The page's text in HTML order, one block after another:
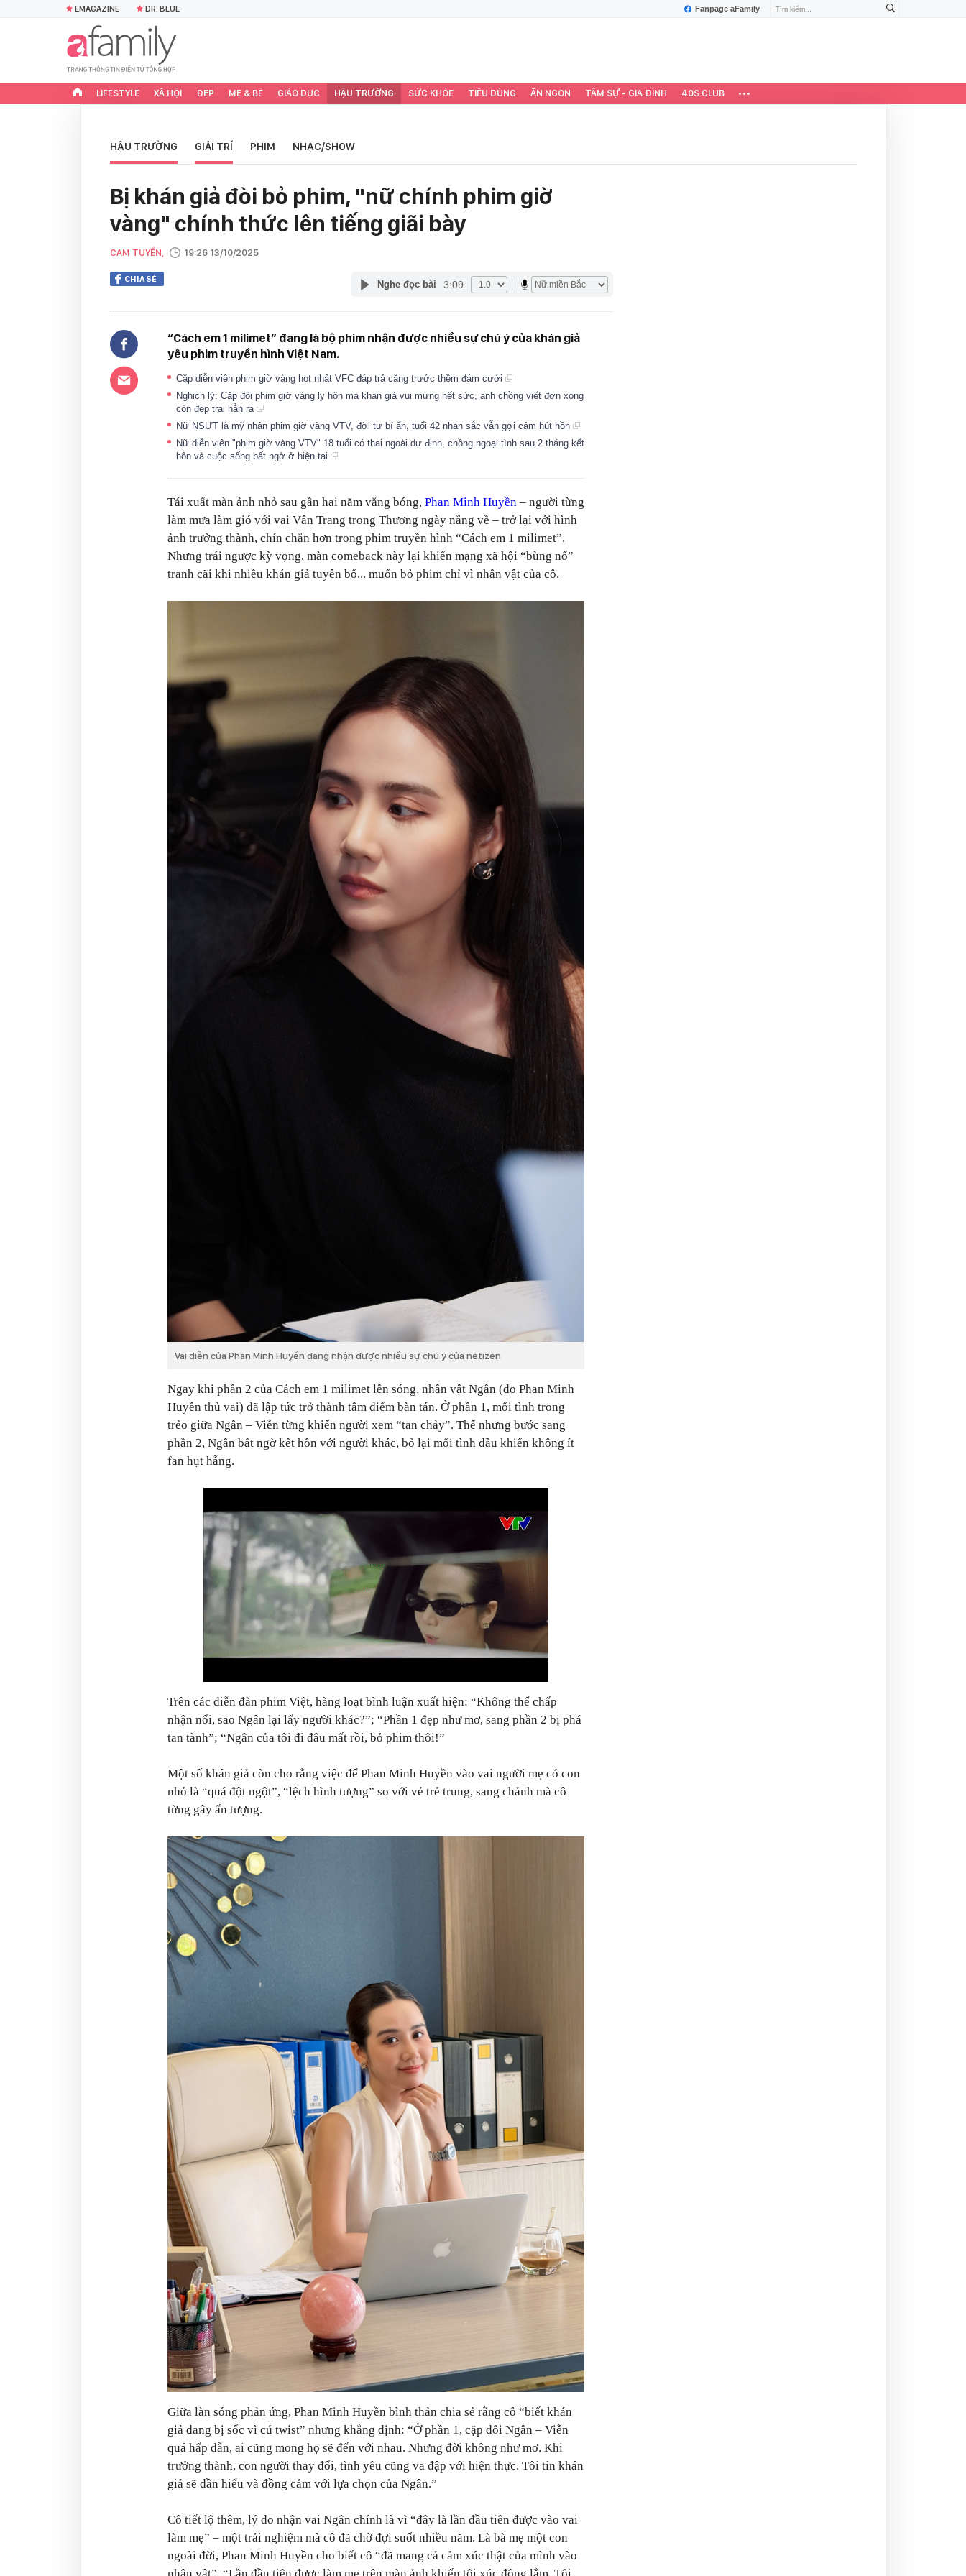
Fanpage aFamily
EMAGAZINE DR. BLUE
LIFESTYLE XÃ HỘI ĐẸP MẸ & BÉ GIÁO DỤC HẬU TRƯỜNG SỨC KHỎE TIÊU DÙNG ĂN NGON TÂM SỰ - GIA ĐÌNH 40S CLUB
HẬU TRƯỜNG GIẢI TRÍ PHIM NHẠC/SHOW
Bị khán giả đòi bỏ phim, "nữ chính phim giờ
vàng" chính thức lên tiếng giãi bày
CAM TUYỀN, 19:26 13/10/2025
CHIA SẺ Nghe đọc bài 3:09
“Cách em 1 milimet” đang là bộ phim nhận được nhiều sự chú ý của khán giả
yêu phim truyền hình Việt Nam.
Cặp diễn viên phim giờ vàng hot nhất VFC đáp trả căng trước thềm đám cưới
Nghịch lý: Cặp đôi phim giờ vàng ly hôn mà khán giả vui mừng hết sức, anh chồng viết đơn xong
còn đẹp trai hẳn ra
Nữ NSƯT là mỹ nhân phim giờ vàng VTV, đời tư bí ẩn, tuổi 42 nhan sắc vẫn gợi cảm hút hồn
Nữ diễn viên "phim giờ vàng VTV" 18 tuổi có thai ngoài dự định, chồng ngoại tình sau 2 tháng kết
hôn và cuộc sống bất ngờ ở hiện tại
Tái xuất màn ảnh nhỏ sau gần hai năm vắng bóng, Phan Minh Huyền – người từng
làm mưa làm gió với vai Vân Trang trong Thương ngày nắng về – trở lại với hình
ảnh trưởng thành, chín chắn hơn trong phim truyền hình “Cách em 1 milimet”.
Nhưng trái ngược kỳ vọng, màn comeback này lại khiến mạng xã hội “bùng nổ”
tranh cãi khi nhiều khán giả tuyên bố... muốn bỏ phim chỉ vì nhân vật của cô.
Vai diễn của Phan Minh Huyền đang nhận được nhiều sự chú ý của netizen
Ngay khi phần 2 của Cách em 1 milimet lên sóng, nhân vật Ngân (do Phan Minh
Huyền thủ vai) đã lập tức trở thành tâm điểm bàn tán. Ở phần 1, mối tình trong
trẻo giữa Ngân – Viễn từng khiến người xem “tan chảy”. Thế nhưng bước sang
phần 2, Ngân bất ngờ kết hôn với người khác, bỏ lại mối tình đầu khiến không ít
fan hụt hẫng.
Trên các diễn đàn phim Việt, hàng loạt bình luận xuất hiện: “Không thể chấp
nhận nổi, sao Ngân lại lấy người khác?”; “Phần 1 đẹp như mơ, sang phần 2 bị phá
tan tành”; “Ngân của tôi đi đâu mất rồi, bỏ phim thôi!”
Một số khán giả còn cho rằng việc để Phan Minh Huyền vào vai người mẹ có con
nhỏ là “quá đột ngột”, “lệch hình tượng” so với vẻ trẻ trung, sang chảnh mà cô
từng gây ấn tượng.
Giữa làn sóng phản ứng, Phan Minh Huyền bình thản chia sẻ rằng cô “biết khán
giả đang bị sốc vì cú twist” nhưng khẳng định: “Ở phần 1, cặp đôi Ngân – Viễn
quá hấp dẫn, ai cũng mong họ sẽ đến với nhau. Nhưng đời không như mơ. Khi
trưởng thành, con người thay đổi, tình yêu cũng va đập với hiện thực. Tôi tin khán
giả sẽ dần hiểu và đồng cảm với lựa chọn của Ngân.”
Cô tiết lộ thêm, lý do nhận vai Ngân chính là vì “đây là lần đầu tiên được vào vai
làm mẹ” – một trải nghiệm mà cô đã chờ đợi suốt nhiều năm. Là bà mẹ một con
ngoài đời, Phan Minh Huyền cho biết cô “đã mang cả cảm xúc thật của mình vào